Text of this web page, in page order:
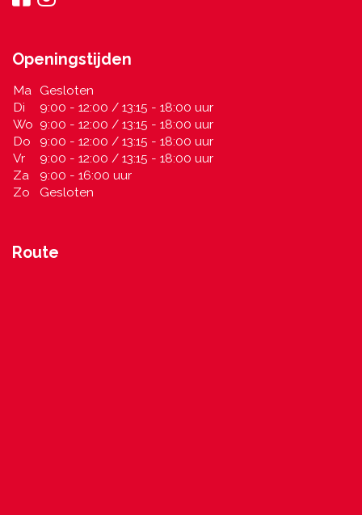
Openingstijden
Ma Gesloten
Di
9:00 - 12:00 / 13:15 - 18:00 uur
Wo 9:00 - 12:00 / 13:15 - 18:00 uur
Do
9:00 - 12:00 / 13:15 - 18:00 uur
Vr
9:00 - 12:00 / 13:15 - 18:00 uur
Za
9:00 - 16:00 uur
Zo
Gesloten
Route